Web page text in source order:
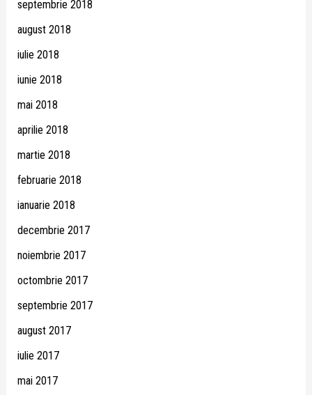
septembrie 2018
august 2018
iulie 2018
iunie 2018
mai 2018
aprilie 2018
martie 2018
februarie 2018
ianuarie 2018
decembrie 2017
noiembrie 2017
octombrie 2017
septembrie 2017
august 2017
iulie 2017
mai 2017